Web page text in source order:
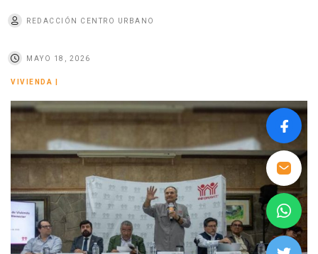
REDACCIÓN CENTRO URBANO
MAYO 18, 2026
VIVIENDA